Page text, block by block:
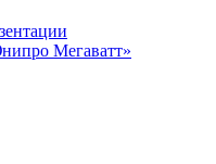
Мегаватт»